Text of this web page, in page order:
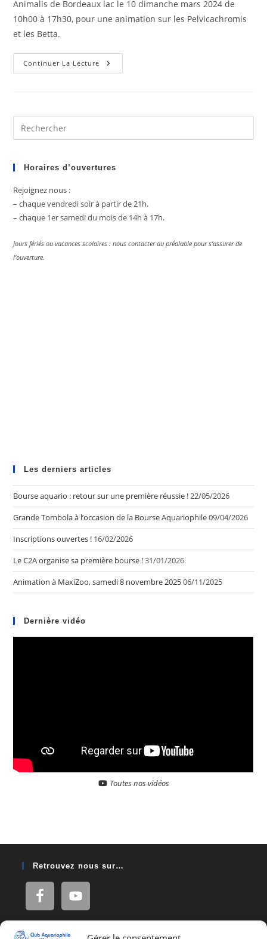
Animalis de Bordeaux lac le 10 dimanche mars 2024 de
10h00 à 17h30, pour une animation sur les Pelvicachromis
et les Betta.
Continuer La Lecture Animation
Animalis
Horaires d’ouvertures
Rejoignez nous :
– chaque vendredi soir à partir de 21h.
– chaque 1er samedi du mois de 14h à 17h.
Jours fériés ou vacances scolaires : nous contacter au préalable pour s’assurer de
l’ouverture.
Les derniers articles
Bourse aquario : retour sur une première réussie !22/05/2026
Grande Tombola à l’occasion de la Bourse Aquariophile09/04/2026
Inscriptions ouvertes ! 16/02/2026
Le C2A organise sa première bourse !31/01/2026
Animation à MaxiZoo, samedi 8 novembre 202506/11/2025
Dernière vidéo
Toutes nos vidéos
Retrouvez nous sur…